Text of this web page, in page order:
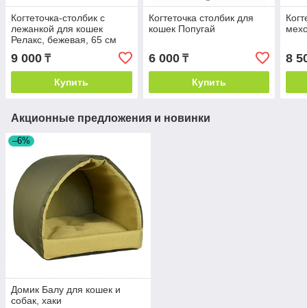
Когтеточка-столбик с
лежанкой для кошек
Релакс, бежевая, 65 см
9 000 ₸
Купить
Когтеточка столбик для
кошек Попугай
6 000₸
Купить
8
Акционные предложения и новинки
–6%
Домик Балу для кошек и
собак, хаки